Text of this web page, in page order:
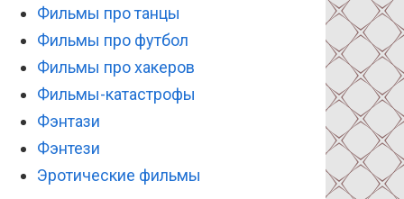
Фильмы про танцы
Фильмы про футбол
Фильмы про хакеров
Фильмы-катастрофы
Фэнтази
Фэнтези
Эротические фильмы